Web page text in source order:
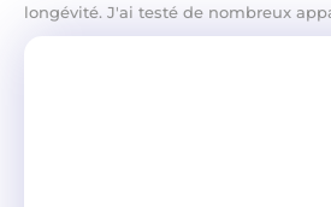
longévité. J'ai testé de nombreux